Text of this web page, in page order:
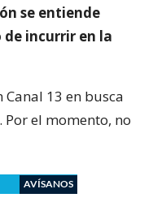
se entiende
de incurrir en la
13 en busca
el momento, no
AVÍSANOS